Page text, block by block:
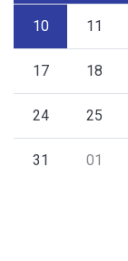
10 11
17 18
24 25
31 01